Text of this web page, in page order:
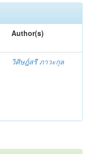
Author(s)
วิศิษฎ์สรี ภาวะกุล